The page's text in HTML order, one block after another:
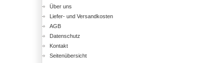
Über uns
Liefer- und Versandkosten
AGB
Datenschutz
Kontakt
Seitenübersicht